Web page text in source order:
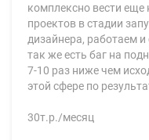
комплексно вести еще
проектов в стадии
дизайнера, работаем
так же есть баг на
7-10 раз ниже чем
этой сфере по
30т.р./месяц